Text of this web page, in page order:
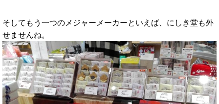
そしてもう一つのメジャーメーカーといえば、にしき堂も外
せませんね。